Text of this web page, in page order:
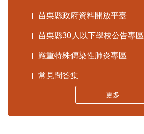
苗栗縣政府資料開放平臺
苗栗縣30人以下學校公告專區
嚴重特殊傳染性肺炎專區
常見問答集
更多